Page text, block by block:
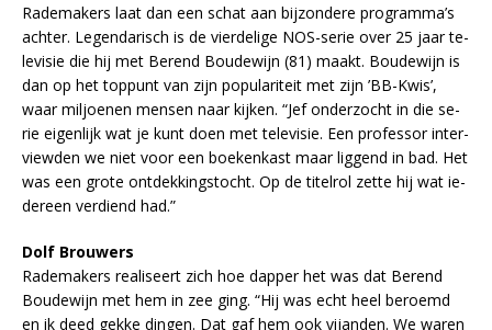
Ra­de­ma­kers laat dan een schat aan bij­zon­de­re pro­gram­ma’s
ach­ter. Le­gen­da­risch is de vier­de­li­ge NOS-se­rie over 25 jaar te­
le­vi­sie die hij met Be­rend Bou­de­wijn (81) maakt. Bou­de­wijn is
dan op het top­punt van zijn po­pu­la­ri­teit met zijn ’BB-Kwis’,
waar mil­joe­nen men­sen naar kij­ken. “Jef on­der­zocht in die se­
rie ei­gen­lijk wat je kunt doen met te­le­vi­sie. Een pro­fes­sor in­ter­
view­den we niet voor een boe­ken­kast maar lig­gend in bad. Het
was een gro­te ont­dek­kings­tocht. Op de ti­tel­rol zet­te hij wat ie­
der­een ver­diend had.”
Dolf Brou­wers
Ra­de­ma­kers re­a­li­seert zich hoe dap­per het was dat Be­rend
Bou­de­wijn met hem in zee ging. “Hij was echt heel be­roemd
en ik deed gek­ke din­gen. Dat gaf hem ook vij­an­den. We wa­ren